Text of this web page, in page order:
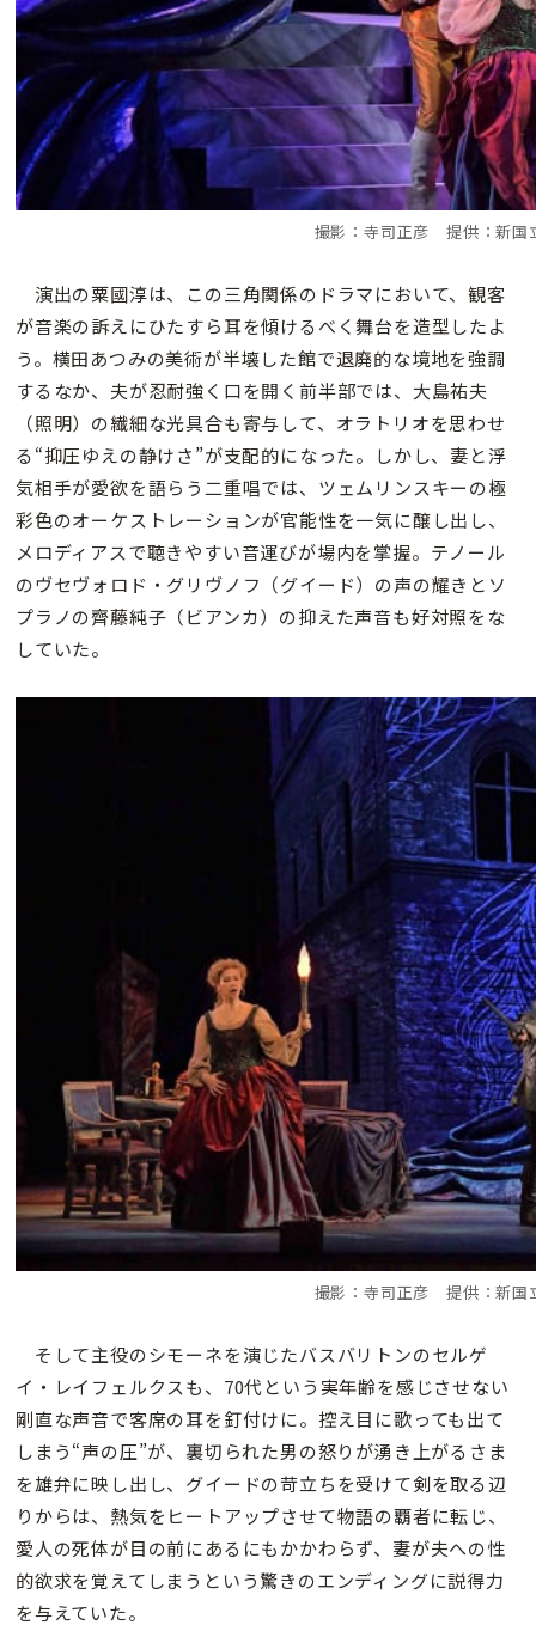
撮影：寺司正彦 提供：新国
演出の粟國淳は、この三角関係のドラマにおいて、観客
が音楽の訴えにひたすら耳を傾けるべく舞台を造型したよ
う。横田あつみの美術が半壊した館で退廃的な境地を強調
するなか、夫が忍耐強く口を開く前半部では、大島祐夫
（照明）の繊細な光具合も寄与して、オラトリオを思わせ
る“抑圧ゆえの静けさ”が支配的になった。しかし、妻と浮
気相手が愛欲を語らう二重唱では、ツェムリンスキーの極
彩色のオーケストレーションが官能性を一気に醸し出し、
メロディアスで聴きやすい音運びが場内を掌握。テノール
のヴセヴォロド・グリヴノフ（グイード）の声の耀きとソ
プラノの齊藤純子（ビアンカ）の抑えた声音も好対照をな
していた。
撮影：寺司正彦 提供：新国
そして主役のシモーネを演じたバスバリトンのセルゲ
イ・レイフェルクスも、70代という実年齢を感じさせない
剛直な声音で客席の耳を釘付けに。控え目に歌っても出て
しまう“声の圧”が、裏切られた男の怒りが湧き上がるさま
を雄弁に映し出し、グイードの苛立ちを受けて剣を取る辺
りからは、熱気をヒートアップさせて物語の覇者に転じ、
愛人の死体が目の前にあるにもかかわらず、妻が夫への性
的欲求を覚えてしまうという驚きのエンディングに説得力
を与えていた。